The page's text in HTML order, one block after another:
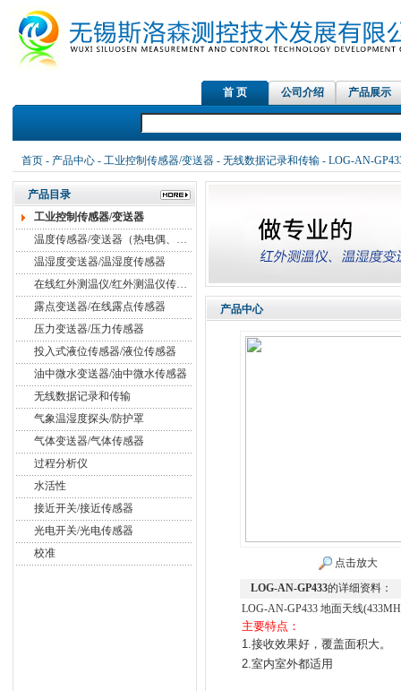
首 页 公司介绍 产品展示
首页- 产品中心- 工业控制传感器/变送器- 无线数据记录和传输- LOG-AN-
产品目录
工业控制传感器/变送器
温度传感器/变送器（热电偶、热电阻）
温湿度变送器/温湿度传感器
在线红外测温仪/红外测温仪传感器
露点变送器/在线露点传感器
压力变送器/压力传感器
投入式液位传感器/液位传感器
油中微水变送器/油中微水传感器
无线数据记录和传输
气象温湿度探头/防护罩
气体变送器/气体传感器
过程分析仪
水活性
接近开关/接近传感器
光电开关/光电传感器
校准
产品中心
点击放大
LOG-AN-GP433的详细资料：
LOG-AN-GP433 地面天线
主要特点：
1.接收效果好，覆盖面积大。
2.室内室外都适用